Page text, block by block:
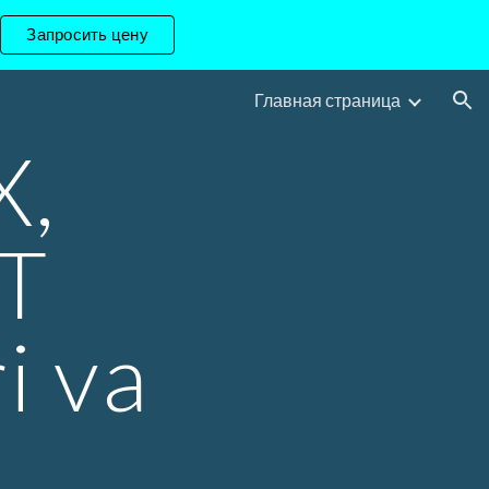
Запросить цену
Главная страница
va